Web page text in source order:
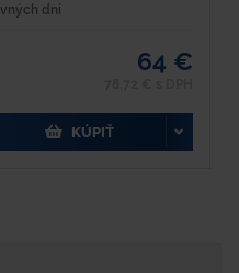
dní
64 €
KÚPIŤ